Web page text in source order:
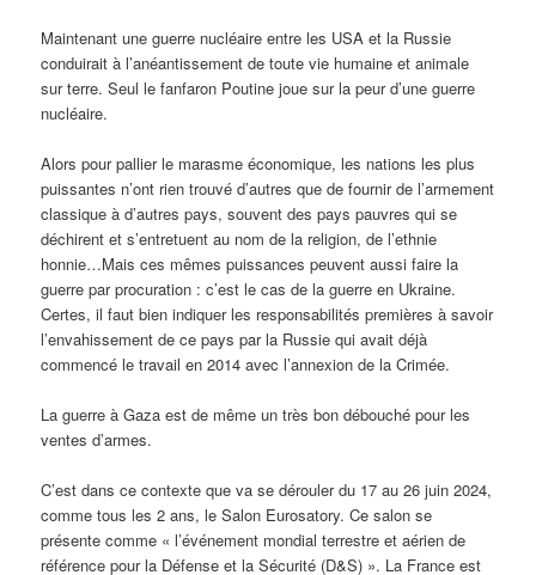
Maintenant une guerre nucléaire entre les USA et la Russie
conduirait à l’anéantissement de toute vie humaine et animale
sur terre. Seul le fanfaron Poutine joue sur la peur d’une guerre
nucléaire.
Alors pour pallier le marasme économique, les nations les plus
puissantes n’ont rien trouvé d’autres que de fournir de l’armement
classique à d’autres pays, souvent des pays pauvres qui se
déchirent et s’entretuent au nom de la religion, de l’ethnie
honnie…Mais ces mêmes puissances peuvent aussi faire la
guerre par procuration : c’est le cas de la guerre en Ukraine.
Certes, il faut bien indiquer les responsabilités premières à savoir
l’envahissement de ce pays par la Russie qui avait déjà
commencé le travail en 2014 avec l’annexion de la Crimée.
La guerre à Gaza est de même un très bon débouché pour les
ventes d’armes.
C’est dans ce contexte que va se dérouler du 17 au 26 juin 2024,
comme tous les 2 ans, le Salon Eurosatory. Ce salon se
présente comme « l’événement mondial terrestre et aérien de
référence pour la Défense et la Sécurité (D&S) ». La France est